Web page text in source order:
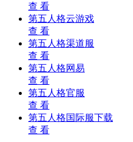
查 看
第五人格云游戏
查 看
第五人格渠道服
查 看
第五人格网易
查 看
第五人格官服
查 看
第五人格国际服下载
查 看